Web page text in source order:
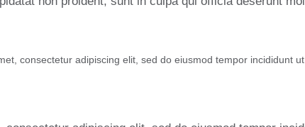
consectetur adipiscing elit, sed do eiusmod tempor incididunt